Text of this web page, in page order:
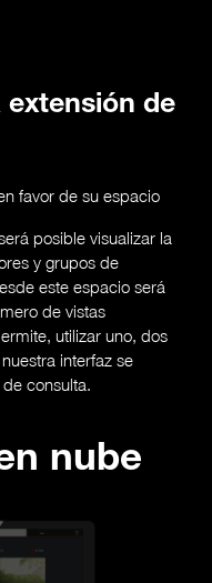
extensión de
favor de su espacio
posible visualizar la
y grupos de
este espacio será
de vistas
utilizar uno, dos
interfaz se
consulta.
nube